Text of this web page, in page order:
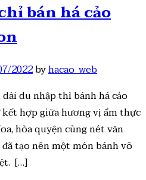
bán há cảo
2022byhacao_web
du nhập thì bánh há cảo
hợp giữa hương vị ẩm thực
hòa quyện cùng nét văn
tạo nên một món bánh vô
[…]